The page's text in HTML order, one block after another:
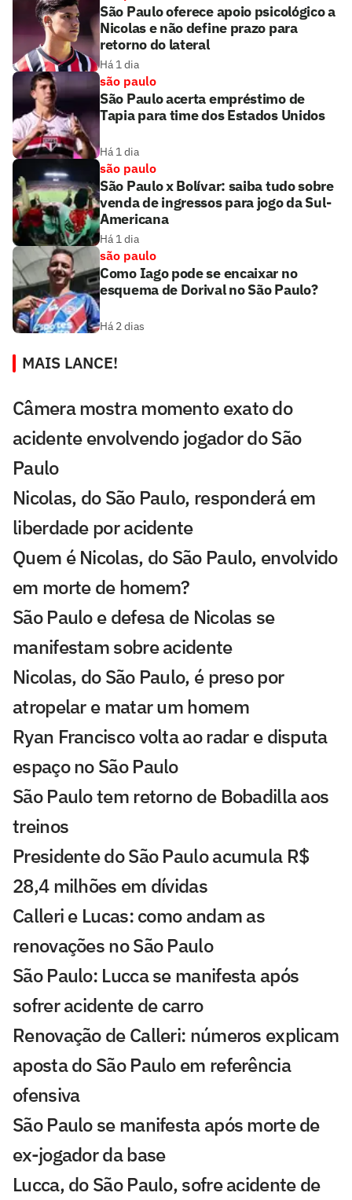
São Paulo oferece apoio psicológico a
Nicolas e não define prazo para
retorno do lateral
Há 1 dia
são paulo
São Paulo acerta empréstimo de
Tapia para time dos Estados Unidos
Há 1 dia
são paulo
São Paulo x Bolívar: saiba tudo sobre
venda de ingressos para jogo da Sul-
Americana
Há 1 dia
são paulo
Como Iago pode se encaixar no
esquema de Dorival no São Paulo?
Há 2 dias
MAIS LANCE!
Câmera mostra momento exato do
acidente envolvendo jogador do São
Paulo
Nicolas, do São Paulo, responderá em
liberdade por acidente
Quem é Nicolas, do São Paulo, envolvido
em morte de homem?
São Paulo e defesa de Nicolas se
manifestam sobre acidente
Nicolas, do São Paulo, é preso por
atropelar e matar um homem
Ryan Francisco volta ao radar e disputa
espaço no São Paulo
São Paulo tem retorno de Bobadilla aos
treinos
Presidente do São Paulo acumula R$
28,4 milhões em dívidas
Calleri e Lucas: como andam as
renovações no São Paulo
São Paulo: Lucca se manifesta após
sofrer acidente de carro
Renovação de Calleri: números explicam
aposta do São Paulo em referência
ofensiva
São Paulo se manifesta após morte de
ex-jogador da base
Lucca, do São Paulo, sofre acidente de